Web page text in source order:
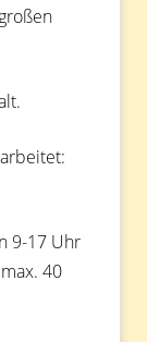
9-17 Uhr
40